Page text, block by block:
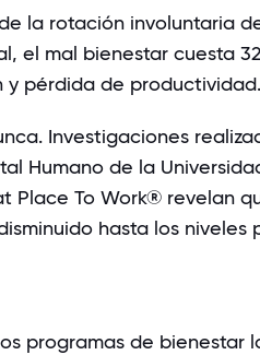
la rotación involuntaria
el mal bienestar cuesta
y pérdida de productividad.
Investigaciones
Humano de la
Place To Work® revelan
hasta los niveles
programas de bienestar